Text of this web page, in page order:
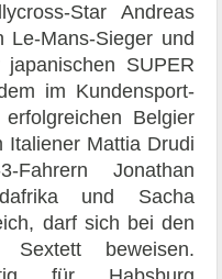
Star Andreas
Le-Mans-Sieger und
SUPER
im Kundensport-
Belgier
Italiener Mattia Drudi
Jonathan
und Sacha
darf sich bei den
beweisen.